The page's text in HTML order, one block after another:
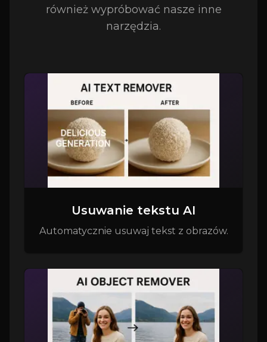
również wypróbować nasze inne
narzędzia.
Usuwanie tekstu AI
Automatycznie usuwaj tekst z obrazów.